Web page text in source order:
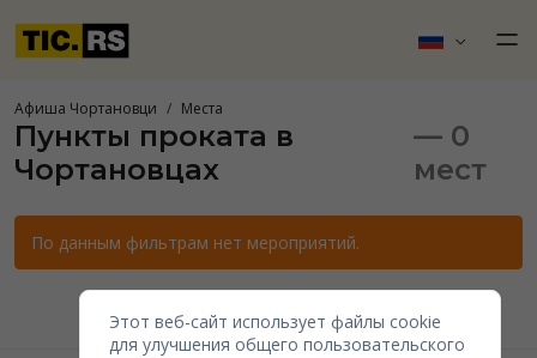
Афиша Чортановци Места
Пункты проката в
Чортановцах
— 0
мест
По данным фильтрам нет мероприятий.
Этот веб-сайт использует файлы cookie
для улучшения общего пользовательского